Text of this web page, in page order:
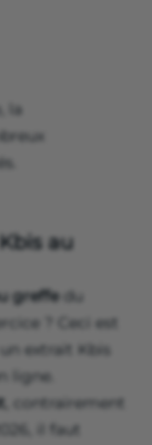
la
au
greffe du
? Ceci est
extrait Kbis
ligne.
, contrairement
il faut